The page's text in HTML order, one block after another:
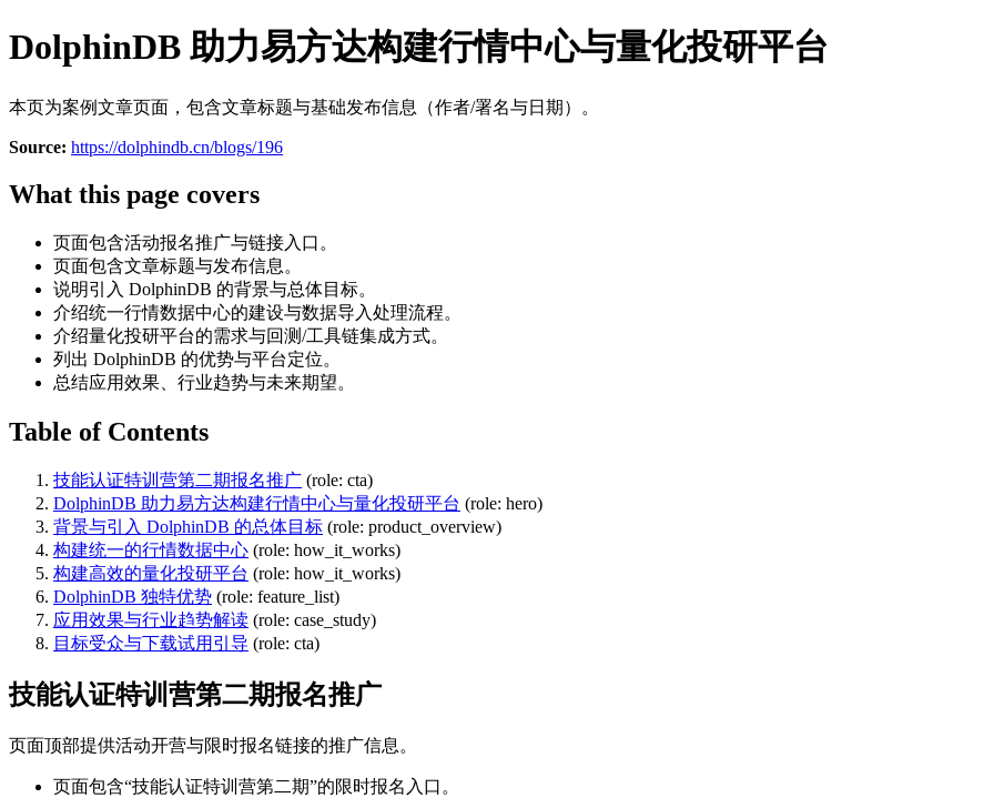
DolphinDB 助力易方达构建行情中心与量化投研平台
本页为案例文章页面，包含文章标题与基础发布信息（作者/署名与日期）。
Source: https://dolphindb.cn/blogs/196
What this page covers
页面包含活动报名推广与链接入口。
页面包含文章标题与发布信息。
说明引入 DolphinDB 的背景与总体目标。
介绍统一行情数据中心的建设与数据导入处理流程。
介绍量化投研平台的需求与回测/工具链集成方式。
列出 DolphinDB 的优势与平台定位。
总结应用效果、行业趋势与未来期望。
Table of Contents
技能认证特训营第二期报名推广 (role: cta)
DolphinDB 助力易方达构建行情中心与量化投研平台 (role: hero)
背景与引入 DolphinDB 的总体目标 (role: product_overview)
构建统一的行情数据中心 (role: how_it_works)
构建高效的量化投研平台 (role: how_it_works)
DolphinDB 独特优势 (role: feature_list)
应用效果与行业趋势解读 (role: case_study)
目标受众与下载试用引导 (role: cta)
技能认证特训营第二期报名推广
页面顶部提供活动开营与限时报名链接的推广信息。
页面包含“技能认证特训营第二期”的限时报名入口。